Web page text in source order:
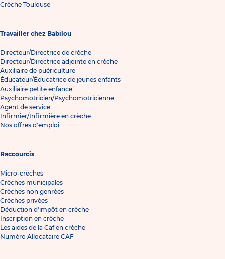
Crèche Toulouse
Travailler chez Babilou
Directeur/Directrice de crèche
Directeur/Directrice adjointe en crèche
Auxiliaire de puériculture
Éducateur/Éducatrice de jeunes enfants
Auxiliaire petite enfance
Psychomotricien/Psychomotricienne
Agent de service
Infirmier/Infirmière en crèche
Nos offres d'emploi
Raccourcis
Micro-crèches
Crèches municipales
Crèches non genrées
Crèches privées
Déduction d'impôt en crèche
Inscription en crèche
Les aides de la Caf en crèche
Numéro Allocataire CAF